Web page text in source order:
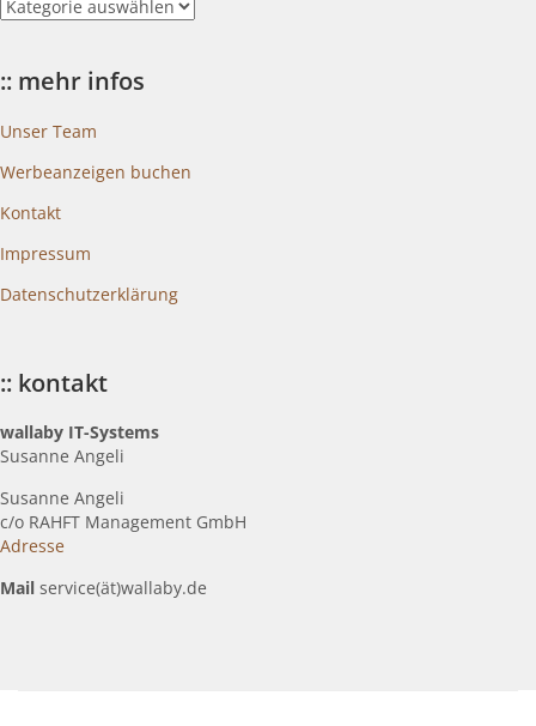
blogkategorien
:: mehr infos
Unser Team
Werbeanzeigen buchen
Kontakt
Impressum
Datenschutzerklärung
:: kontakt
wallaby IT-Systems
Susanne Angeli
Susanne Angeli
c/o RAHFT Management GmbH
Adresse
Mail service(ät)wallaby.de